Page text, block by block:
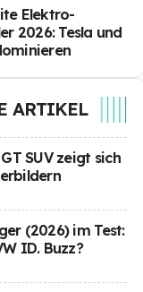
Elektro-
2026: Tesla und
ARTIKEL
SUV zeigt sich
(2026) im Test:
ID. Buzz?